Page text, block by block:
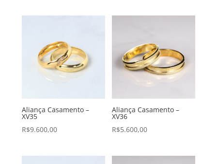
Aliança Casamento –
XV35
R$9.600,00
Aliança Casamento –
XV36
R$5.600,00